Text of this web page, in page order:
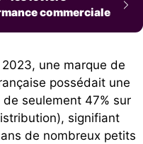
commerciale
2023, une marque de
possédait une
de seulement 47% sur
signifiant
de nombreux petits